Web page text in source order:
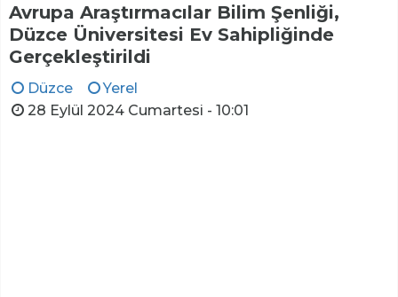
Avrupa Araştırmacılar Bilim Şenliği,
Düzce Üniversitesi Ev Sahipliğinde
Gerçekleştirildi
Düzce
Yerel
28 Eylül 2024 Cumartesi - 10:01